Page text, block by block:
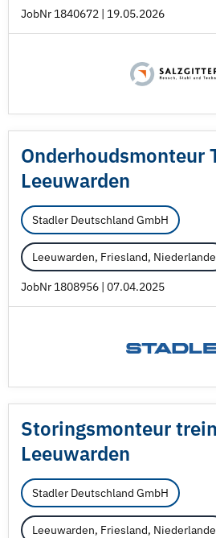
JobNr 1840672 | 19.05.2026
Onderhoudsmonteur
Leeuwarden
Stadler Deutschland GmbH
Leeuwarden, Friesland, Niederlande
JobNr 1808956 | 07.04.2025
Storingsmonteur
Leeuwarden
Stadler Deutschland GmbH
Leeuwarden, Friesland, Niederlande